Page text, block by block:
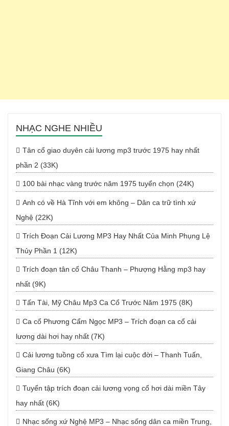
NHẠC NGHE NHIỀU
Tân cổ giao duyên cải lương mp3 trước 1975 hay nhất
phần 2 (33K)
100 bài nhạc vàng trước năm 1975 tuyển chọn (24K)
Anh có về Hà Tĩnh với em không – Dân ca trữ tình xứ
Nghệ (22K)
Trích Đoạn Cải Lương MP3 Hay Nhất Của Minh Phụng Lệ
Thủy Phần 1 (12K)
Trích đoạn tân cổ Châu Thanh – Phượng Hằng mp3 hay
nhất (9K)
Tấn Tài, Mỹ Châu Mp3 Ca Cổ Trước Năm 1975 (8K)
Ca cổ Phương Cẩm Ngọc MP3 – Trích đoạn ca cổ cải
lương dài hơi hay nhất (7K)
Cải lương tuồng cổ xưa Tìm lại cuộc đời – Thanh Tuấn,
Giang Châu (6K)
Tuyển tập trích đoạn cải lương vọng cổ hơi dài miền Tây
hay nhất (6K)
Nhạc sống xứ Nghệ MP3 – Nhạc sống dân ca miền Trung,